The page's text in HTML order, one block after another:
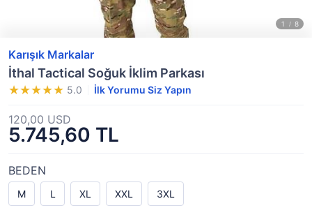
Karışık Markalar
İthal Tactical Soğuk İklim Parkası
5.0 İlk Yorumu Siz Yapın
5.745,60 TL
120,00 USD
BEDEN
M L XL XXL 3XL